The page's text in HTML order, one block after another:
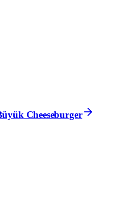
Cheeseburger